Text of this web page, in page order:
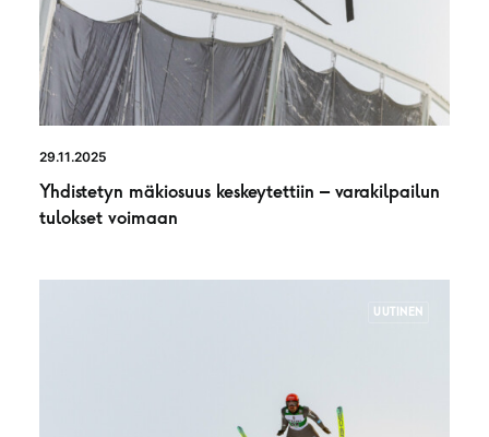
29.11.2025
Yhdistetyn mäkiosuus keskeytettiin – varakilpailun
tulokset voimaan
UUTINEN